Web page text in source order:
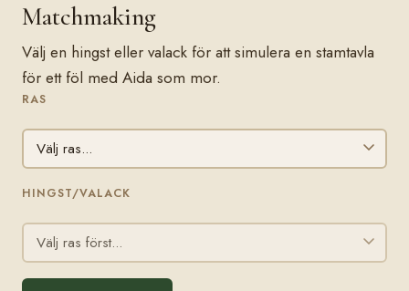
Matchmaking
Välj en hingst eller valack för att simulera en stamtavla
för ett föl med Aida som mor.
RAS
HINGST/VALACK